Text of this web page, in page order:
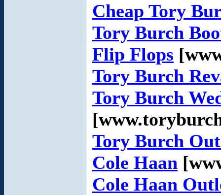
Cheap Tory
Tory Burch
Flip Flops
Tory Burch
Tory Burch
Tory Burch
Cole Haan
Cole Haan